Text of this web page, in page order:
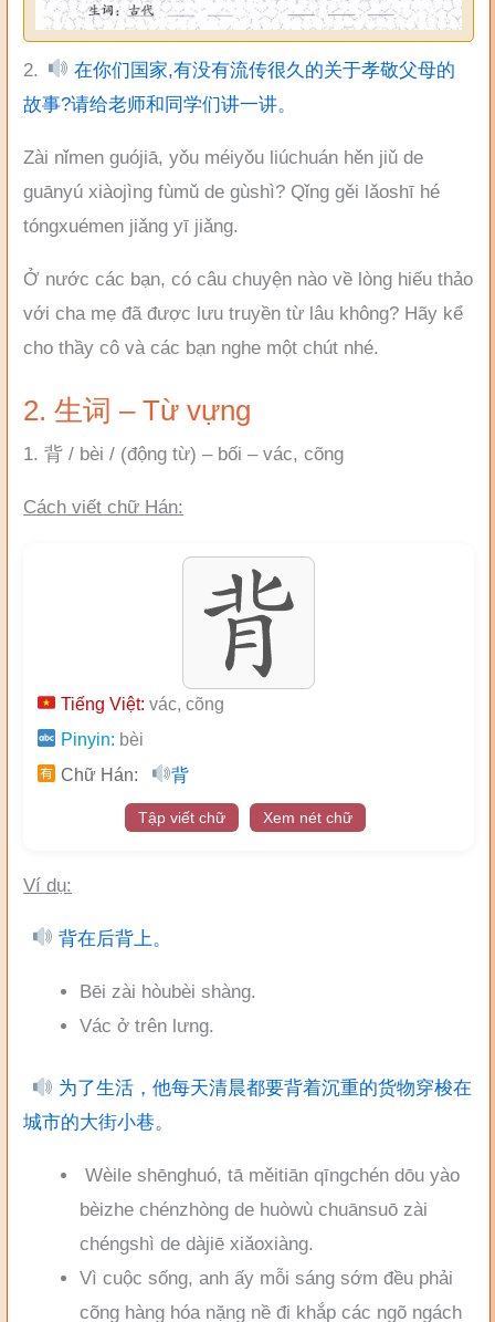
2.
在你们国家,有没有流传很久的关于孝敬父母的
故事?请给老师和同学们讲一讲。
Zài nǐmen guójiā, yǒu méiyǒu liúchuán hěn jiǔ de
guānyú xiàojìng fùmǔ de gùshì? Qǐng gěi lǎoshī hé
tóngxuémen jiǎng yī jiǎng.
Ở nước các bạn, có câu chuyện nào về lòng hiếu thảo
với cha mẹ đã được lưu truyền từ lâu không? Hãy kể
cho thầy cô và các bạn nghe một chút nhé.
2. 生词 – Từ vựng
1. 背 / bèi / (động từ) – bối – vác, cõng
Cách viết chữ Hán:
Tiếng Việt: vác, cõng
Pinyin: bèi
Chữ Hán:
背
Tập viết chữ Xem nét chữ
Ví dụ:
背在后背上。
Bēi zài hòubèi shàng.
Vác ở trên lưng.
为了生活，他每天清晨都要背着沉重的货物穿梭在
城市的大街小巷。
Wèile shēnghuó, tā měitiān qīngchén dōu yào
bèizhe chénzhòng de huòwù chuānsuō zài
chéngshì de dàjiē xiǎoxiàng.
Vì cuộc sống, anh ấy mỗi sáng sớm đều phải
cõng hàng hóa nặng nề đi khắp các ngõ ngách